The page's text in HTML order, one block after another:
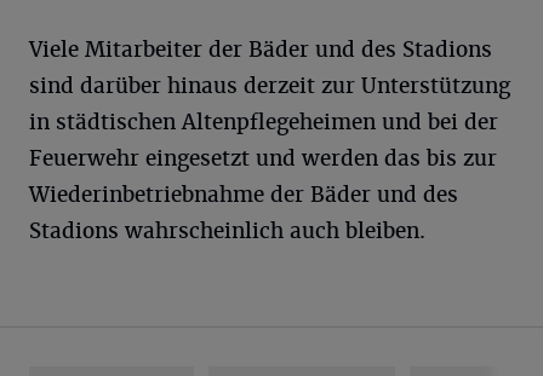
Viele Mitarbeiter der Bäder und des Stadions
sind darüber hinaus derzeit zur Unterstützung
in städtischen Altenpflegeheimen und bei der
Feuerwehr eingesetzt und werden das bis zur
Wiederinbetriebnahme der Bäder und des
Stadions wahrscheinlich auch bleiben.